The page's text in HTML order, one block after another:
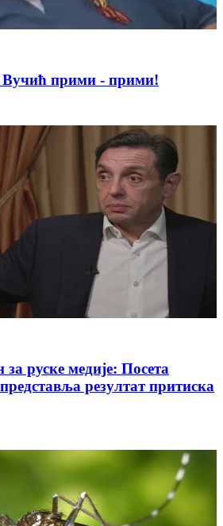
прими - прими!
руске медије: Посета
резултат притиска